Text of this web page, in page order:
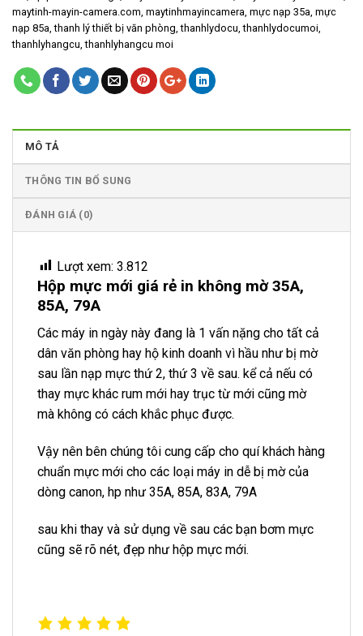
maytinh-mayin-camera.com maytinhmayincamera mực nạp 35a mực
nạp 85a ,thanh lý thiết bị văn phòng ,thanhlydocu ,thanhlydocumoi
thanhlyhangcu ,thanhlyhangcu moi
MÔ TẢ
THÔNG TIN BỔ SUNG
ĐÁNH GIÁ (0)
Lượt xem: 3.812
Hộp mực mới giá rẻ in không mờ 35A,
85A, 79A
Các máy in ngày này đang là 1 vấn nặng cho tất cả
dân văn phòng hay hộ kinh doanh vì hầu như bị mờ
sau lần nạp mực thứ 2, thứ 3 về sau. kể cả nếu có
thay mực khác rum mới hay trục từ mới cũng mờ
mà không có cách khắc phục được.
Vậy nên bên chúng tôi cung cấp cho quí khách hàng
chuẩn mực mới cho các loại máy in dễ bị mờ của
dòng canon, hp như 35A, 85A, 83A, 79A
sau khi thay và sử dụng về sau các bạn bơm mực
cũng sẽ rõ nét, đẹp như hộp mực mới.